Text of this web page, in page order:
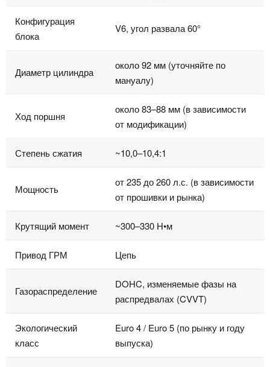
Конфигурация
блока
V6, угол развала 60°
Диаметр цилиндра
около 92 мм (уточняйте по
мануалу)
Ход поршня
около 83–88 мм (в зависимости
от модификации)
Степень сжатия ~10,0–10,4:1
Мощность
от 235 до 260 л.с. (в зависимости
от прошивки и рынка)
Крутящий момент ~300–330 Н•м
Привод ГРМ Цепь
Газораспределение
DOHC, изменяемые фазы на
распредвалах (CVVT)
Экологический
класс
Euro 4 / Euro 5 (по рынку и году
выпуска)